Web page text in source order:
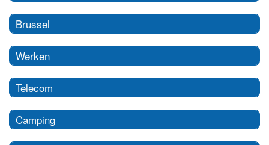
Brussel
Werken
Telecom
Camping